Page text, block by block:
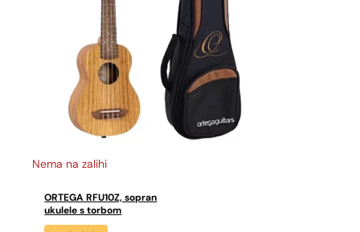
Nema na zalihi
ORTEGA RFU10Z, sopran
ukulele s torbom